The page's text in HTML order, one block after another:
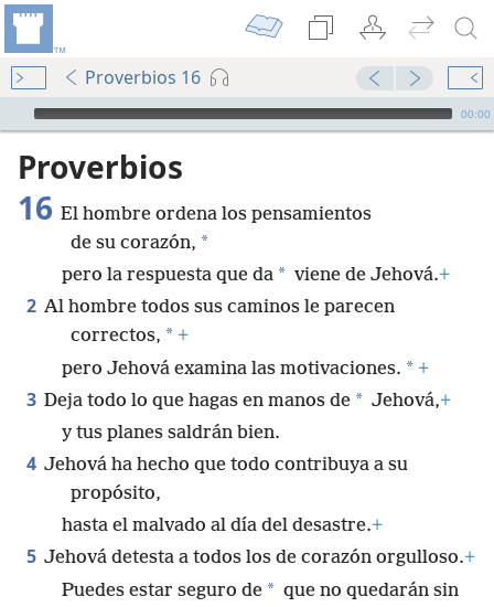
Proverbios 16
Audio Player
00:00
Proverbios
16 El hombre ordena los pensamientos
de su corazón, *
pero la respuesta que da * viene de Jehová.+
2 Al hombre todos sus caminos le parecen
correctos, * +
pero Jehová examina las motivaciones. * +
3 Deja todo lo que hagas en manos de * Jehová,+
y tus planes saldrán bien.
4 Jehová ha hecho que todo contribuya a su
propósito,
hasta el malvado al día del desastre.+
5 Jehová detesta a todos los de corazón orgulloso.+
Puedes estar seguro de * que no quedarán sin